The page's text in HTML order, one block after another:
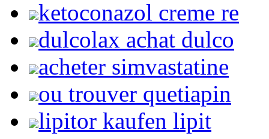
ketoconazol creme re
dulcolax achat dulco
acheter simvastatine
ou trouver quetiapin
lipitor kaufen lipit